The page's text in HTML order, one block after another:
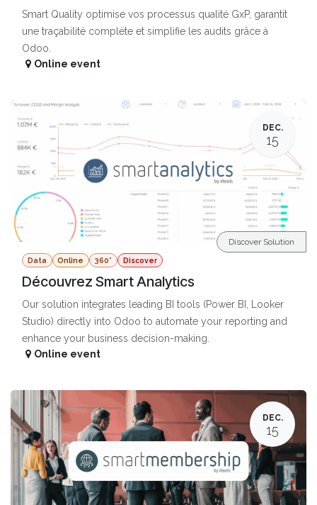
Smart Quality optimise vos processus qualité GxP, garantit
une traçabilité complète et simplifie les audits grâce à
Odoo.
Online event
DEC.
15
Data Online 360° Discover
Découvrez Smart Analytics
Our solution integrates leading BI tools (Power BI, Looker
Studio) directly into Odoo to automate your reporting and
enhance your business decision-making.
Discover Solution
Online event
DEC.
15